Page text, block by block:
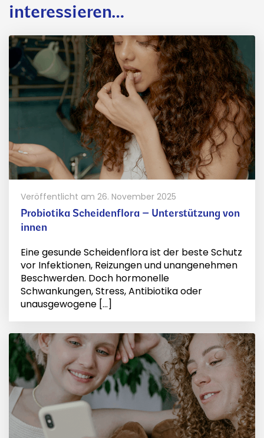
interessieren…
Veröffentlicht am 26. November 2025
Probiotika Scheidenflora – Unterstützung von
innen
Eine gesunde Scheidenflora ist der beste Schutz
vor Infektionen, Reizungen und unangenehmen
Beschwerden. Doch hormonelle
Schwankungen, Stress, Antibiotika oder
unausgewogene [...]